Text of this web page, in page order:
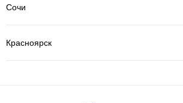
Сочи
Красноярск